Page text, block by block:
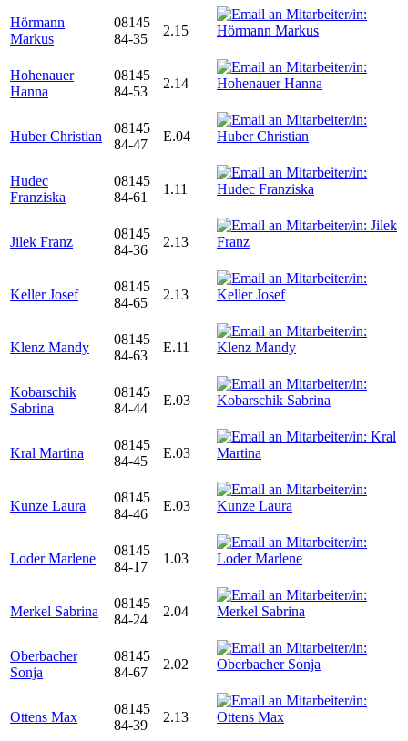
Hörmann
Markus
08145
84-35
2.15
Hohenauer
Hanna
08145
84-53
2.14
Huber Christian
08145
84-47
E.04
Hudec
Franziska
08145
84-61
1.11
Jilek Franz
08145
84-36
2.13
Keller Josef
08145
84-65
2.13
Klenz Mandy
08145
84-63
E.11
Kobarschik
Sabrina
08145
84-44
E.03
Kral Martina
08145
84-45
E.03
Kunze Laura
08145
84-46
E.03
Loder Marlene
08145
84-17
1.03
Merkel Sabrina
08145
84-24
2.04
Oberbacher
Sonja
08145
84-67
2.02
Ottens Max
08145
84-39
2.13